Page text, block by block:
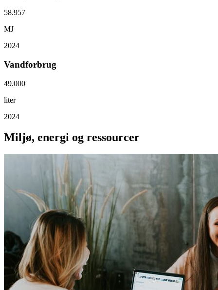
58.957
MJ
2024
Vandforbrug
49.000
liter
2024
Miljø, energi og ressourcer